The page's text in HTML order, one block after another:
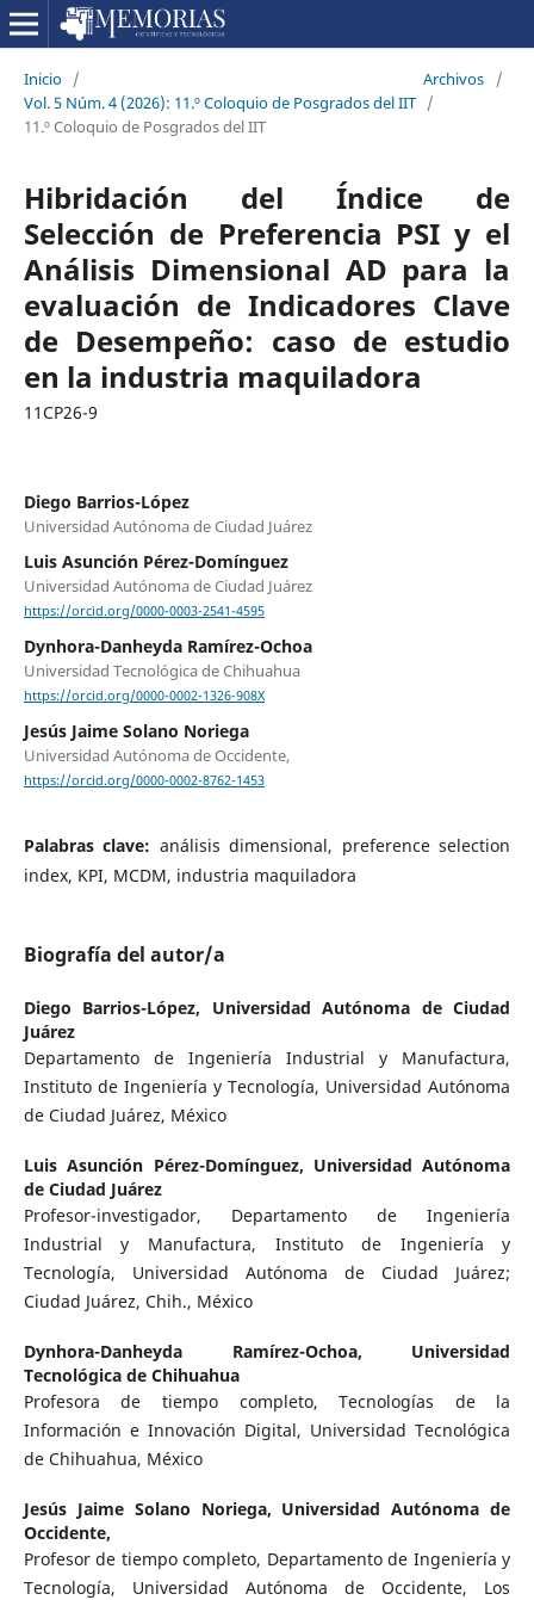
Inicio / Archivos
/
Vol. 5 Núm. 4 (2026): 11.º Coloquio de Posgrados del IIT /
11.º Coloquio de Posgrados del IIT
Hibridación del Índice de
Selección de Preferencia PSI y el
Análisis Dimensional AD para la
evaluación de Indicadores Clave
de Desempeño: caso de estudio
en la industria maquiladora
11CP26-9
Diego Barrios-López
Universidad Autónoma de Ciudad Juárez
Luis Asunción Pérez-Domínguez
Universidad Autónoma de Ciudad Juárez
https://orcid.org/0000-0003-2541-4595
Dynhora-Danheyda Ramírez-Ochoa
Universidad Tecnológica de Chihuahua
https://orcid.org/0000-0002-1326-908X
Jesús Jaime Solano Noriega
Universidad Autónoma de Occidente,
https://orcid.org/0000-0002-8762-1453
Palabras clave: análisis dimensional, preference selection
index, KPI, MCDM, industria maquiladora
Biografía del autor/a
Diego Barrios-López, Universidad Autónoma de Ciudad
Juárez
Departamento de Ingeniería Industrial y Manufactura,
Instituto de Ingeniería y Tecnología, Universidad Autónoma
de Ciudad Juárez, México
Luis Asunción Pérez-Domínguez, Universidad Autónoma
de Ciudad Juárez
Profesor-investigador, Departamento de Ingeniería
Industrial y Manufactura, Instituto de Ingeniería y
Tecnología, Universidad Autónoma de Ciudad Juárez;
Ciudad Juárez, Chih., México
Dynhora-Danheyda Ramírez-Ochoa, Universidad
Tecnológica de Chihuahua
Profesora de tiempo completo, Tecnologías de la
Información e Innovación Digital, Universidad Tecnológica
de Chihuahua, México
Jesús Jaime Solano Noriega, Universidad Autónoma de
Occidente,
Profesor de tiempo completo, Departamento de Ingeniería y
Tecnología, Universidad Autónoma de Occidente, Los